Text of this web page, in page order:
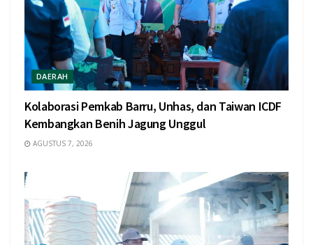
DAERAH
Kolaborasi Pemkab Barru, Unhas, dan Taiwan ICDF
Kembangkan Benih Jagung Unggul
AGUSTUS 7, 2026